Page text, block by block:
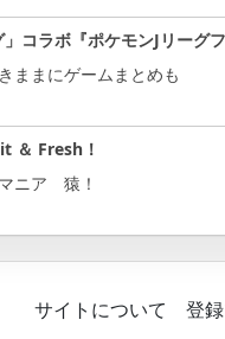
」コラボ『ポケモンJリー
ままにゲームまとめも
＆ Fresh！
ニア 猿！
サイトについて 登